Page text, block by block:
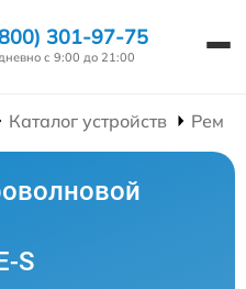
301-97-75
с 9:00 до 21:00
Каталог устройств
S